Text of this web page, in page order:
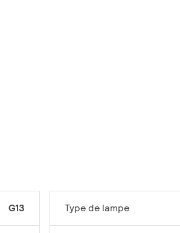
G13 Type de lampe